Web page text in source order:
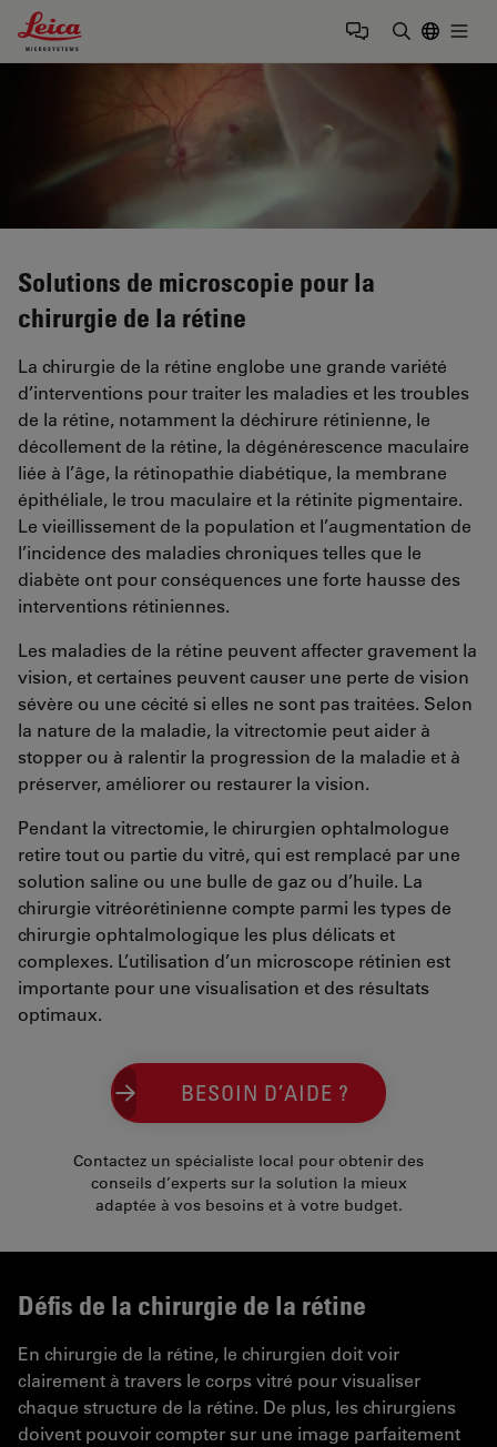
Leica Microsystems Logo
Solutions de microscopie pour la
chirurgie de la rétine
La chirurgie de la rétine englobe une grande variété
d’interventions pour traiter les maladies et les troubles
de la rétine, notamment la déchirure rétinienne, le
décollement de la rétine, la dégénérescence maculaire
liée à l’âge, la rétinopathie diabétique, la membrane
épithéliale, le trou maculaire et la rétinite pigmentaire.
Le vieillissement de la population et l’augmentation de
l’incidence des maladies chroniques telles que le
diabète ont pour conséquences une forte hausse des
interventions rétiniennes.
Les maladies de la rétine peuvent affecter gravement la
vision, et certaines peuvent causer une perte de vision
sévère ou une cécité si elles ne sont pas traitées. Selon
la nature de la maladie, la vitrectomie peut aider à
stopper ou à ralentir la progression de la maladie et à
préserver, améliorer ou restaurer la vision.
Pendant la vitrectomie, le chirurgien ophtalmologue
retire tout ou partie du vitré, qui est remplacé par une
solution saline ou une bulle de gaz ou d’huile. La
chirurgie vitréorétinienne compte parmi les types de
chirurgie ophtalmologique les plus délicats et
complexes. L’utilisation d’un microscope rétinien est
importante pour une visualisation et des résultats
optimaux.
BESOIN D’AIDE ?
Contactez un spécialiste local pour obtenir des
conseils d’experts sur la solution la mieux
adaptée à vos besoins et à votre budget.
Défis de la chirurgie de la rétine
En chirurgie de la rétine, le chirurgien doit voir
clairement à travers le corps vitré pour visualiser
chaque structure de la rétine. De plus, les chirurgiens
doivent pouvoir compter sur une image parfaitement